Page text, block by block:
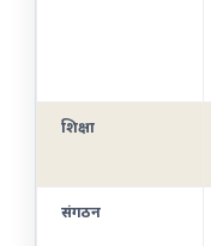
शिक्षा
संगठन